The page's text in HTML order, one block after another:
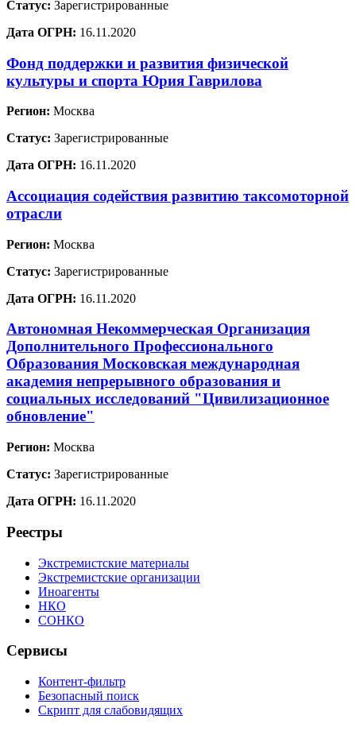
Статус: Зарегистрированные
Дата ОГРН: 16.11.2020
Фонд поддержки и развития физической
культуры и спорта Юрия Гаврилова
Регион: Москва
Статус: Зарегистрированные
Дата ОГРН: 16.11.2020
Ассоциация содействия развитию таксомоторной
отрасли
Регион: Москва
Статус: Зарегистрированные
Дата ОГРН: 16.11.2020
Автономная Некоммерческая Организация
Дополнительного Профессионального
Образования Московская международная
академия непрерывного образования и
социальных исследований "Цивилизационное
обновление"
Регион: Москва
Статус: Зарегистрированные
Дата ОГРН: 16.11.2020
Реестры
Экстремистские материалы
Экстремистские организации
Иноагенты
НКО
СОНКО
Сервисы
Контент-фильтр
Безопасный поиск
Скрипт для слабовидящих